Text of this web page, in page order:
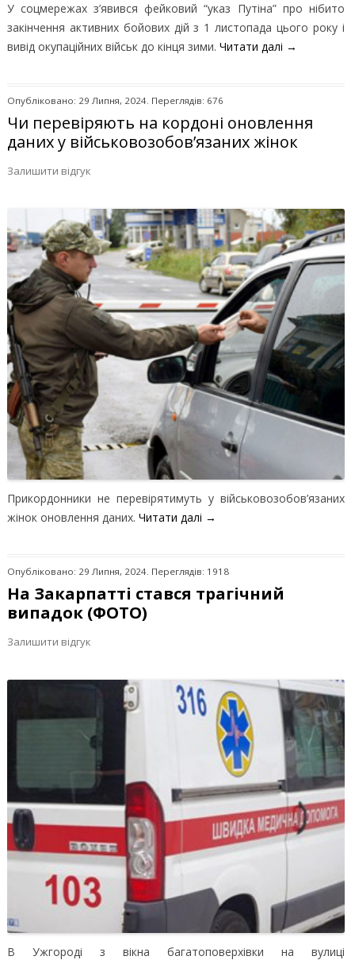
У соцмережах з’явився фейковий “указ Путіна” про нібито
закінчення активних бойових дій з 1 листопада цього року і
вивід окупаційних військ до кінця зими. Читати далі →
Опубліковано: 29 Липня, 2024. Переглядів: 676
Чи перевіряють на кордоні оновлення
даних у військовозобов’язаних жінок
Залишити відгук
Прикордонники не перевірятимуть у військовозобов’язаних
жінок оновлення даних. Читати далі →
Опубліковано: 29 Липня, 2024. Переглядів: 1918
На Закарпатті стався трагічний
випадок (ФОТО)
Залишити відгук
В Ужгороді з вікна багатоповерхівки на вулиці